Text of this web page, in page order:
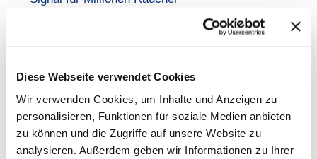
Diese Webseite verwendet Cookies
Wir verwenden Cookies, um Inhalte und Anzeigen zu
personalisieren, Funktionen für soziale Medien anbieten
zu können und die Zugriffe auf unsere Website zu
analysieren. Außerdem geben wir Informationen zu Ihrer
Neue Analyse: Falsche Risikowahrnehmung hält
BfTG zum Referentenentwurf des
Grundproblem nicht – Kritik an
Stellungnahmefrist